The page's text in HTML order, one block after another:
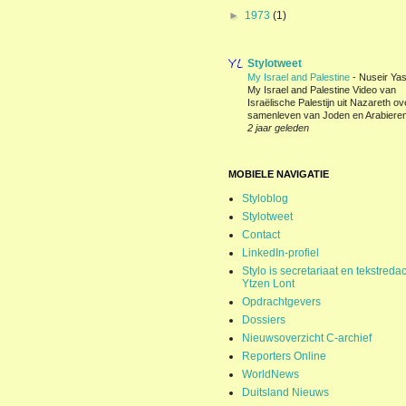
► 1973 (1)
Stylotweet
My Israel and Palestine - Nuseir
My Israel and Palestine Video van
Israëlische Palestijn uit Nazareth
samenleven van Joden en
2 jaar geleden
MOBIELE NAVIGATIE
Styloblog
Stylotweet
Contact
LinkedIn-profiel
Stylo is secretariaat en
Ytzen Lont
Opdrachtgevers
Dossiers
Nieuwsoverzicht C-archief
Reporters Online
WorldNews
Duitsland Nieuws